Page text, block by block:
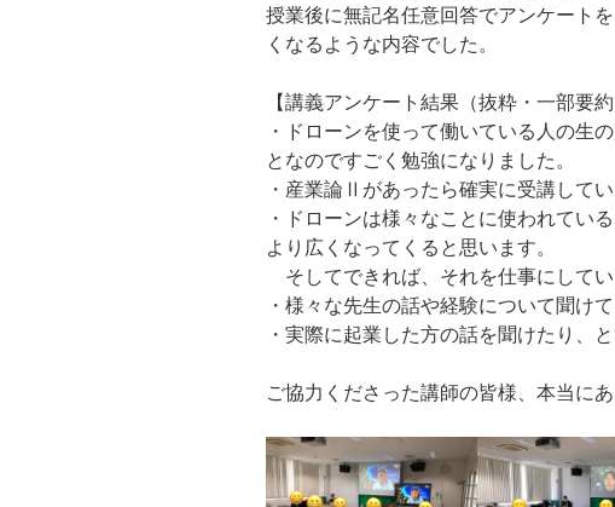
授業後に無記名任意回答でアンケート
くなるような内容でした。
【講義アンケート結果（抜粋・一部要約
・ドローンを使って働いている人の生
となのですごく勉強になりました。
・産業論Ⅱがあったら確実に受講してい
・ドローンは様々なことに使われてい
より広くなってくると思います。
そしてできれば、それを仕事にしてい
・様々な先生の話や経験について聞け
・実際に起業した方の話を聞けたり、
ご協力くださった講師の皆様、本当に